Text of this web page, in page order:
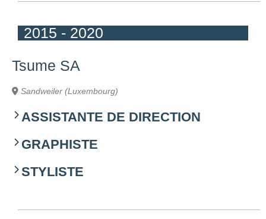
2015 - 2020
Tsume SA
Sandweiler (Luxembourg)
ASSISTANTE DE DIRECTION
GRAPHISTE
STYLISTE